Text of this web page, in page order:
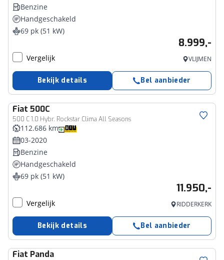
Benzine
Handgeschakeld
69 pk (51 kW)
8.999,-
Vergelijk VLIJMEN
Bekijk details Bel aanbieder
Fiat 500C
500 C 1.0 Hybr. Rockstar Clima All Seasons
112.686 km
03-2020
Benzine
Handgeschakeld
69 pk (51 kW)
11.950,-
Vergelijk RIDDERKERK
Bekijk details Bel aanbieder
Fiat Panda